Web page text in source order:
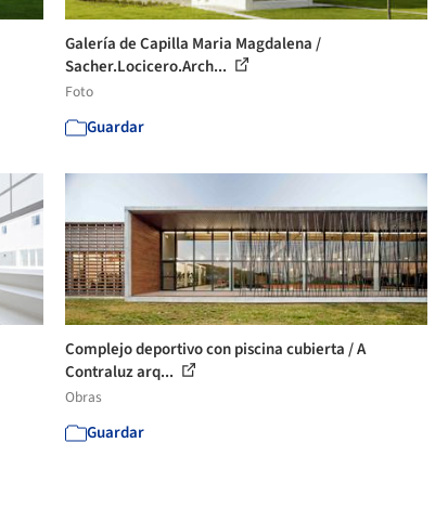
Galería de Capilla Maria Magdalena /
Sacher.Locicero.Arch...
Foto
Guardar
Complejo deportivo con piscina cubierta / A
Contraluz arq...
Obras
Guardar